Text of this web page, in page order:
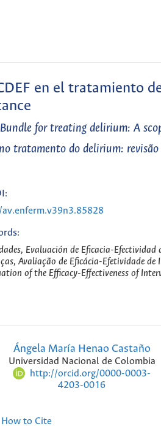
en el tratamiento
for treating delirium: A
tratamento do delirium: revisão
Evaluación de Eficacia-Efectividad
Avaliação de Eficácia-Efetividade de
of the Efficacy-Effectiveness of
Ángela María Henao Castaño
Universidad Nacional de Colombia
http://orcid.org/0000-0003-
4203-0016
How to Cite